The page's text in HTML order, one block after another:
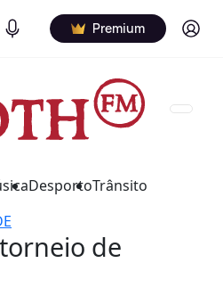
Podcasts Premium Log in
DesportoTrânsito
de